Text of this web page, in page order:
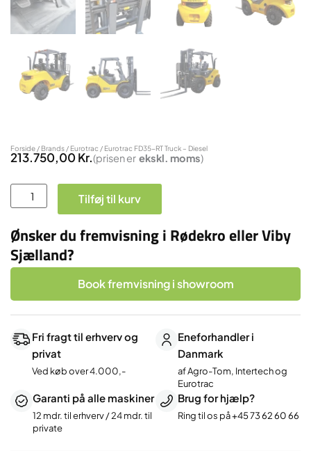
Forside / Brands / Eurotrac / Eurotrac FD35-RT Truck – Diesel
213.750,00Kr.(prisen er ekskl. moms)
Eurotrac
FD35-
Truck
-
Tilføj til kurv
Ønsker du fremvisning i Rødekro eller Viby
Sjælland?
Book fremvisning i showroom
Fri fragt til erhverv og
privat
Ved køb over 4.000,-
Eneforhandler i
Danmark
af Agro-Tom, Intertech og
Eurotrac
Garanti på alle maskiner
12 mdr. til erhverv / 24 mdr. til
private
Brug for hjælp?
Ring til os på+45 73 62 60 66